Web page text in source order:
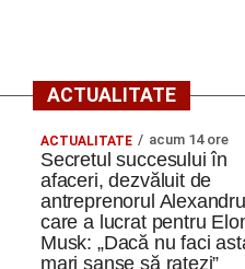
ACTUALITATE
ACTUALITATE acum 14 ore
Secretul succesului în
afaceri, dezvăluit de
antreprenorul
care a lucrat pentru
Musk: „Dacă nu faci
mari șanse să ratezi”